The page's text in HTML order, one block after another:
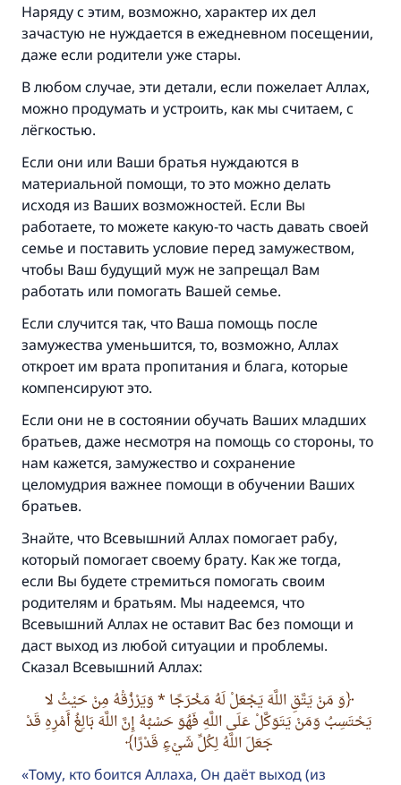
Наряду с этим, возможно, характер их дел
зачастую не нуждается в ежедневном посещении,
даже если родители уже стары.
В любом случае, эти детали, если пожелает Аллах,
можно продумать и устроить, как мы считаем, с
лёгкостью.
Если они или Ваши братья нуждаются в
материальной помощи, то это можно делать
исходя из Ваших возможностей. Если Вы
работаете, то можете какую-то часть давать своей
семье и поставить условие перед замужеством,
чтобы Ваш будущий муж не запрещал Вам
работать или помогать Вашей семье.
Если случится так, что Ваша помощь после
замужества уменьшится, то, возможно, Аллах
откроет им врата пропитания и блага, которые
компенсируют это.
Если они не в состоянии обучать Ваших младших
братьев, даже несмотря на помощь со стороны, то
нам кажется, замужество и сохранение
целомудрия важнее помощи в обучении Ваших
братьев.
Знайте, что Всевышний Аллах помогает рабу,
который помогает своему брату. Как же тогда,
если Вы будете стремиться помогать своим
родителям и братьям. Мы надеемся, что
Всевышний Аллах не оставит Вас без помощи и
даст выход из любой ситуации и проблемы.
Сказал Всевышний Аллах:
وَ مَنْ يَتَّقِ اللَّهَ يَجْعَلْ لَهُ مَخْرَجًا * وَيَرْزُقْهُ مِنْ حَيْثُ لا
يَحْتَسِبُ وَمَنْ يَتَوَكَّلْ عَلَى اللَّهِ فَهُوَ حَسْبُهُ إِنَّ اللَّهَ بَالِغُ أَمْرِهِ قَدْ
جَعَلَ اللَّهُ لِكُلِّ شَيْءٍ قَدْرًا
Тому, кто боится Аллаха, Он даёт выход (из
Посланник Аллаха, мир ему и
благословение, сказал:
«Указавшему на благое (полагается) такая
же награда как и совершившему его»
(МУСЛИМ, № 1893).
Участвуйте сейчас!